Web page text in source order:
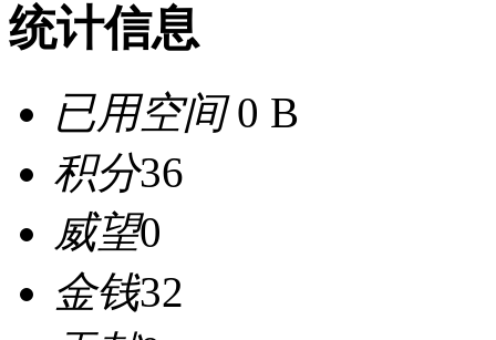
统计信息
已用空间0 B
积分36
威望0
金钱32